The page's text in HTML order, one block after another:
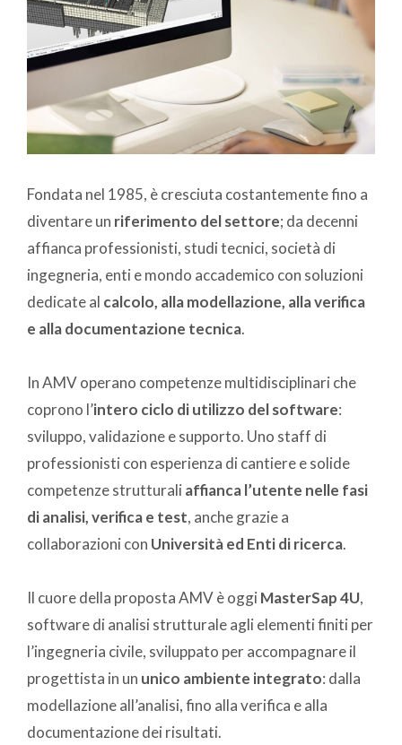
Fondata nel 1985, è cresciuta costantemente fino a
diventare un riferimento del settore; da decenni
affianca professionisti, studi tecnici, società di
ingegneria, enti e mondo accademico con soluzioni
dedicate al calcolo, alla modellazione, alla verifica
e alla documentazione tecnica.
In AMV operano competenze multidisciplinari che
coprono l’intero ciclo di utilizzo del software:
sviluppo, validazione e supporto. Uno staff di
professionisti con esperienza di cantiere e solide
competenze strutturali affianca l’utente nelle fasi
di analisi, verifica e test, anche grazie a
collaborazioni con Università ed Enti di ricerca.
Il cuore della proposta AMV è oggi MasterSap 4U,
software di analisi strutturale agli elementi finiti per
l’ingegneria civile, sviluppato per accompagnare il
progettista in un unico ambiente integrato: dalla
modellazione all’analisi, fino alla verifica e alla
documentazione dei risultati.